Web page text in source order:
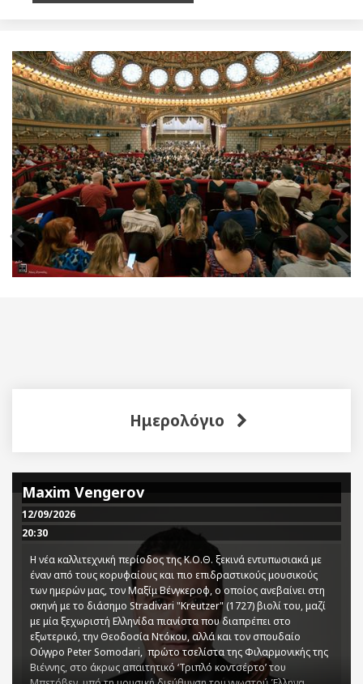
Ημερολόγιο
Maxim Vengerov
12/09/2026
20:30
Η νέα καλλιτεχνική περίοδος της Κ.Ο.Θ. ξεκινά εντυπωσιακά με
έναν από τους κορυφαίους και πιο επιδραστικούς μουσικούς
των ημερών μας, τον Μαξίμ Βένγκεροφ, ο οποίος ανεβαίνει στη
σκηνή με το διάσημο Stradivari "Kreutzer" (1727) βιολί του, μαζί
με μία ξεχωριστή Ελληνίδα πιανίστα που διαπρέπει στο
εξωτερικό, την Θεοδοσία Ντόκου, αλλά και τον σπουδαίο
Ούγγρο Peter Somodari, πρώτο τσελίστα της Φιλαρμονικής της
Βιέννης, στο άκρως απαιτητικό ‘Τριπλό κοντσέρτο’ του